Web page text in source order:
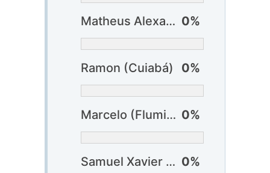
Matheus Alexandre (Cuiabá) 0%
Ramon (Cuiabá) 0%
Marcelo (Fluminense) 0%
Samuel Xavier (Fluminense) 0%